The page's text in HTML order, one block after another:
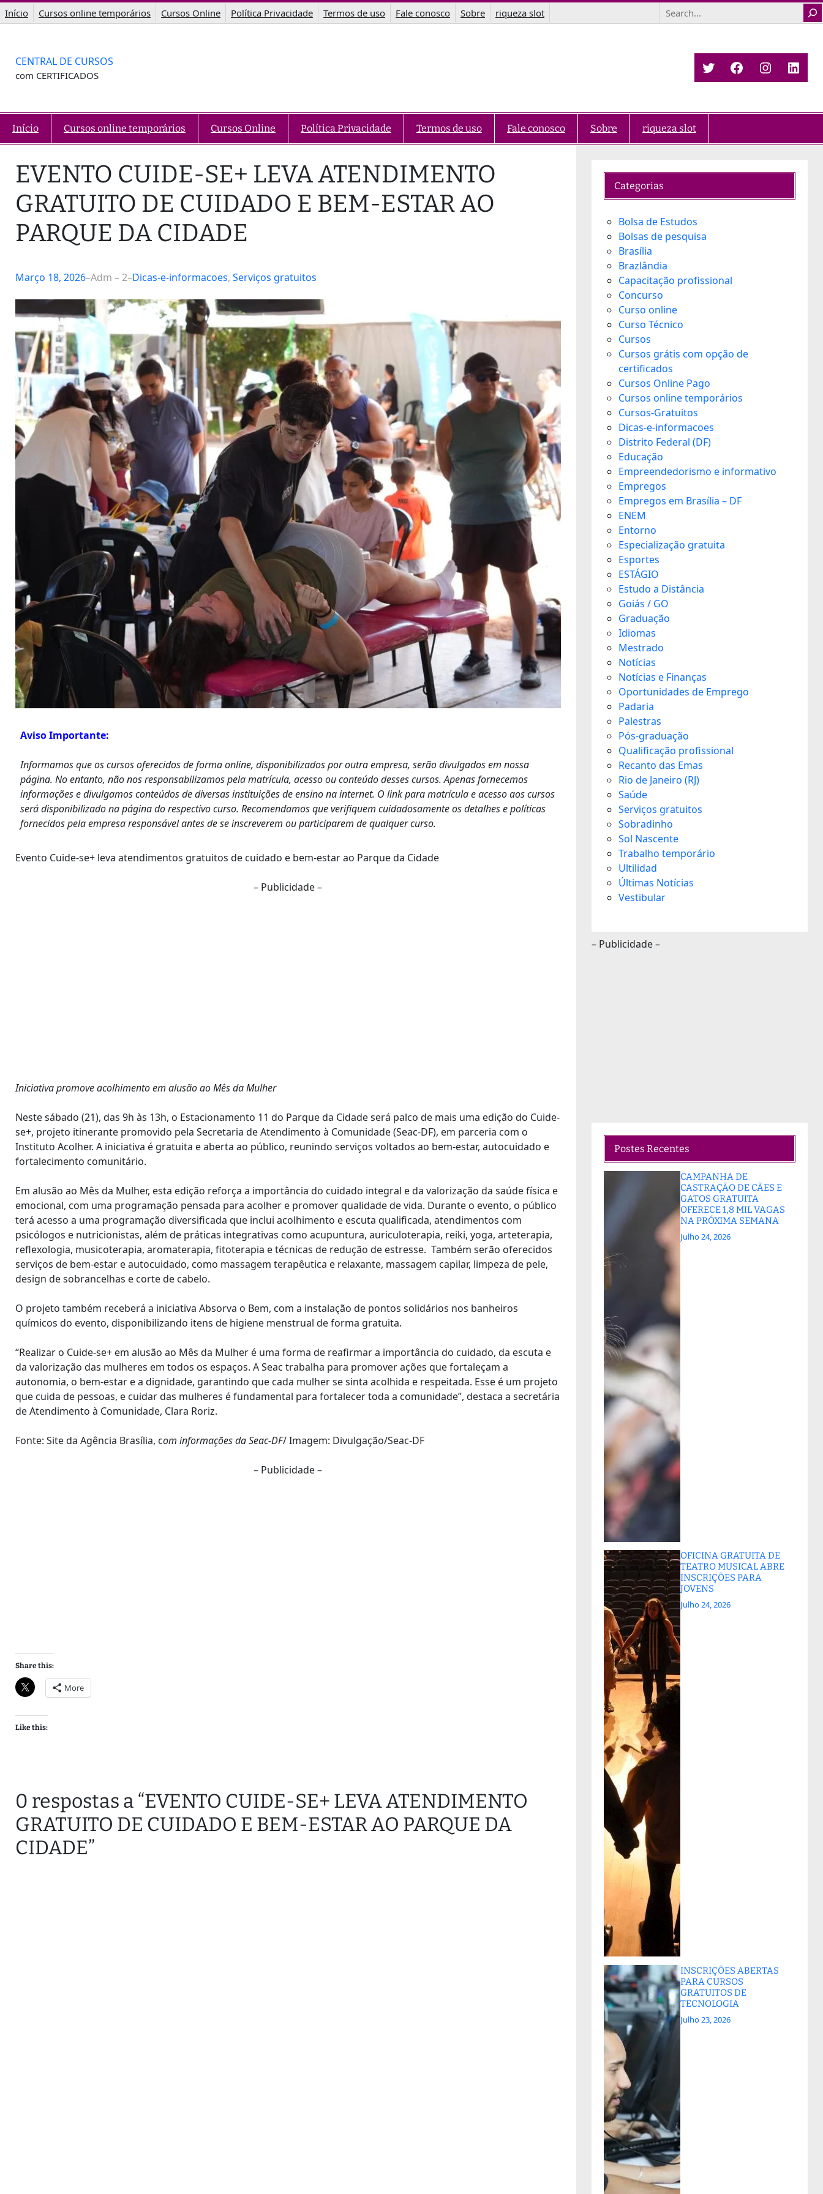
Saltar
para
Início Cursos online temporários Cursos Online Política Privacidade Termos de uso Fale conosco Sobre riqueza slot Search
CENTRAL DE CURSOS
com CERTIFICADOS TwitterFacebook
Início Cursos online temporários Cursos Online Política Privacidade Termos de uso Fale conosco Sobre riqueza slot
EVENTO CUIDE-SE+ LEVA ATENDIMENTO
GRATUITO DE CUIDADO E BEM-ESTAR AO
PARQUE DA CIDADE
Março 18, 2026–Adm – 2–Dicas-e-informacoes, Serviços gratuitos
Aviso Importante:
Informamos que os cursos oferecidos de forma online, disponibilizados por outra empresa, serão divulgados em nossa
página. No entanto, não nos responsabilizamos pela matrícula, acesso ou conteúdo desses cursos. Apenas fornecemos
informações e divulgamos conteúdos de diversas instituições de ensino na internet. O link para matrícula e acesso aos cursos
será disponibilizado na página do respectivo curso. Recomendamos que verifiquem cuidadosamente os detalhes e políticas
fornecidos pela empresa responsável antes de se inscreverem ou participarem de qualquer curso.
Evento Cuide-se+ leva atendimentos gratuitos de cuidado e bem-estar ao Parque da Cidade
– Publicidade –
Iniciativa promove acolhimento em alusão ao Mês da Mulher
Neste sábado (21), das 9h às 13h, o Estacionamento 11 do Parque da Cidade será palco de mais uma edição do Cuide-
se+, projeto itinerante promovido pela Secretaria de Atendimento à Comunidade (Seac-DF), em parceria com o
Instituto Acolher. A iniciativa é gratuita e aberta ao público, reunindo serviços voltados ao bem-estar, autocuidado e
fortalecimento comunitário.
Em alusão ao Mês da Mulher, esta edição reforça a importância do cuidado integral e da valorização da saúde física e
emocional, com uma programação pensada para acolher e promover qualidade de vida. Durante o evento, o público
terá acesso a uma programação diversificada que inclui acolhimento e escuta qualificada, atendimentos com
psicólogos e nutricionistas, além de práticas integrativas como acupuntura, auriculoterapia, reiki, yoga, arteterapia,
reflexologia, musicoterapia, aromaterapia, fitoterapia e técnicas de redução de estresse. Também serão oferecidos
serviços de bem-estar e autocuidado, como massagem terapêutica e relaxante, massagem capilar, limpeza de pele,
design de sobrancelhas e corte de cabelo.
O projeto também receberá a iniciativa Absorva o Bem, com a instalação de pontos solidários nos banheiros
químicos do evento, disponibilizando itens de higiene menstrual de forma gratuita.
“Realizar o Cuide-se+ em alusão ao Mês da Mulher é uma forma de reafirmar a importância do cuidado, da escuta e
da valorização das mulheres em todos os espaços. A Seac trabalha para promover ações que fortaleçam a
autonomia, o bem-estar e a dignidade, garantindo que cada mulher se sinta acolhida e respeitada. Esse é um projeto
que cuida de pessoas, e cuidar das mulheres é fundamental para fortalecer toda a comunidade”, destaca a secretária
de Atendimento à Comunidade, Clara Roriz.
Fonte: Site da Agência Brasília, com informações da Seac-DF/ Imagem: Divulgação/Seac-DF
– Publicidade –
Share this:
More
Like this:
0 respostas a “EVENTO CUIDE-SE+ LEVA ATENDIMENTO
GRATUITO DE CUIDADO E BEM-ESTAR AO PARQUE DA
CIDADE”
Categorias
Bolsa de Estudos
Bolsas de pesquisa
Brasília
Brazlândia
Capacitação profissional
Concurso
Curso online
Curso Técnico
Cursos
Cursos grátis com opção de
certificados
Cursos Online Pago
Cursos online temporários
Cursos-Gratuitos
Dicas-e-informacoes
Distrito Federal (DF)
Educação
Empreendedorismo e informativo
Empregos
Empregos em Brasília – DF
ENEM
Entorno
Especialização gratuita
Esportes
ESTÁGIO
Estudo a Distância
Goiás / GO
Graduação
Idiomas
Mestrado
Notícias
Notícias e Finanças
Oportunidades de Emprego
Padaria
Palestras
Pós-graduação
Qualificação profissional
Recanto das Emas
Rio de Janeiro (RJ)
Saúde
Serviços gratuitos
Sobradinho
Sol Nascente
Trabalho temporário
Ultilidad
Últimas Notícias
Vestibular
– Publicidade –
Postes Recentes
CAMPANHA DE
CASTRAÇÃO DE CÃES E
GATOS GRATUITA
OFERECE 1,8 MIL VAGAS
NA PRÓXIMA SEMANA
Julho 24, 2026
OFICINA GRATUITA DE
TEATRO MUSICAL ABRE
INSCRIÇÕES PARA
JOVENS
Julho 24, 2026
INSCRIÇÕES ABERTAS
PARA CURSOS
GRATUITOS DE
TECNOLOGIA
Julho 23, 2026